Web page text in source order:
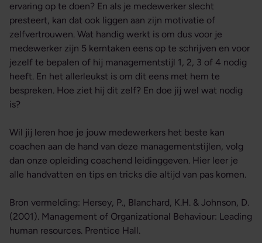
ervaring op te doen? En als je medewerker slecht
presteert, kan dat ook liggen aan zijn motivatie of
zelfvertrouwen. Wat handig werkt is om dus voor je
medewerker zijn 5 kerntaken eens op te schrijven en voor
jezelf te bepalen of hij managementstijl 1, 2, 3 of 4 nodig
heeft. En het allerleukst is om dit eens met hem te
bespreken. Hoe ziet hij dit zelf? En doe jij wel wat nodig
is?
Wil jij leren hoe je jouw medewerkers het beste kan
coachen aan de hand van deze managementstijlen, volg
dan onze opleiding coachend leidinggeven. Hier leer je
alle handvatten en tips en tricks die altijd van pas komen.
Bron vermelding: Hersey, P., Blanchard, K.H. & Johnson, D.
(2001). Management of Organizational Behaviour: Leading
human resources. Prentice Hall.